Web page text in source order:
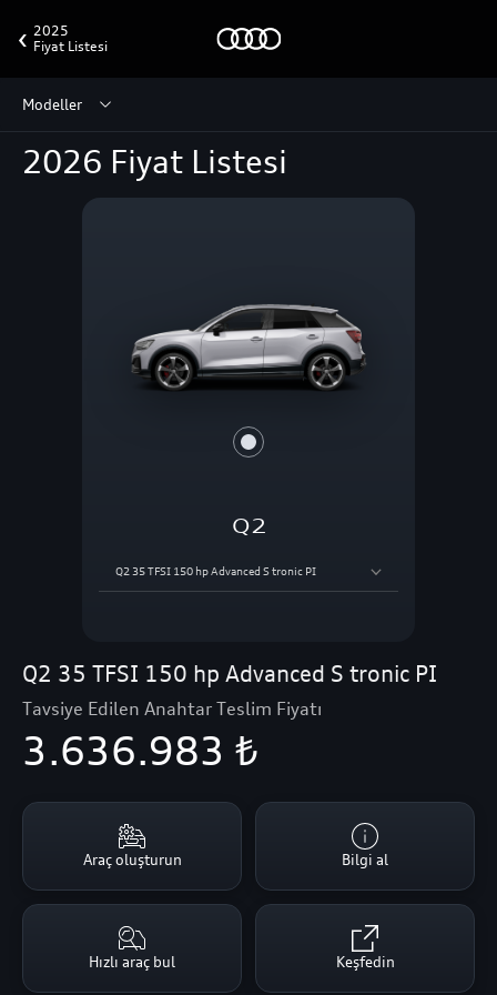
2025
Fiyat Listesi
Modeller
2026 Fiyat Listesi
Q2 35 TFSI 150 hp Advanced S tronic PI
Tavsiye Edilen Anahtar Teslim Fiyatı
3.636.983 ₺
Araç oluşturun Bilgi al
Hızlı araç bul Keşfedin
Q2
Q2 35 TFSI 150 hp Advanced S tronic PI